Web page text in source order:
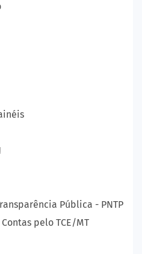
Pública - PNTP
pelo TCE/MT